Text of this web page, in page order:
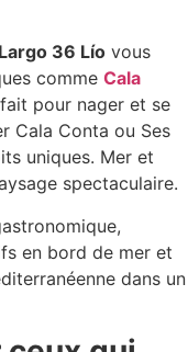
36 Lío vous
comme Cala
pour nager et se
Cala Conta ou Ses
uniques. Mer et
spectaculaire.
en bord de mer et
dans un